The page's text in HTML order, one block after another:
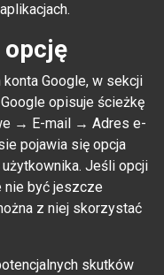
opcję
konta Google, w sekcji
opisuje ścieżkę
→ E-mail → Adres e-
pojawia się opcja
Jeśli opcji
nie być jeszcze
z niej skorzystać
skutków